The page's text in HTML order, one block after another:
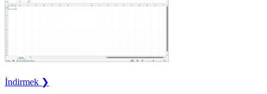
İndirmek ❯